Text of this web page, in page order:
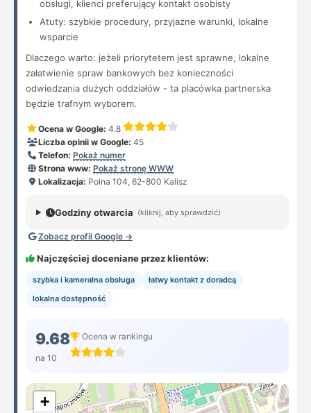
obsługi, klienci preferujący kontakt osobisty
Atuty: szybkie procedury, przyjazne warunki, lokalne
wsparcie
Dlaczego warto: jeżeli priorytetem jest sprawne, lokalne
załatwienie spraw bankowych bez konieczności
odwiedzania dużych oddziałów - ta placówka partnerska
będzie trafnym wyborem.
Ocena w Google: 4.8
Liczba opinii w Google: 45
Telefon: Pokaż numer
Strona www: Pokaż stronę WWW
Lokalizacja: Polna 104, 62-800 Kalisz
Godziny otwarcia (kliknij, aby sprawdzić)
Zobacz profil Google →
Najczęściej doceniane przez klientów:
szybka i kameralna obsługa
łatwy kontakt z doradcą
lokalna dostępność
9.68
na 10
Ocena w rankingu
+